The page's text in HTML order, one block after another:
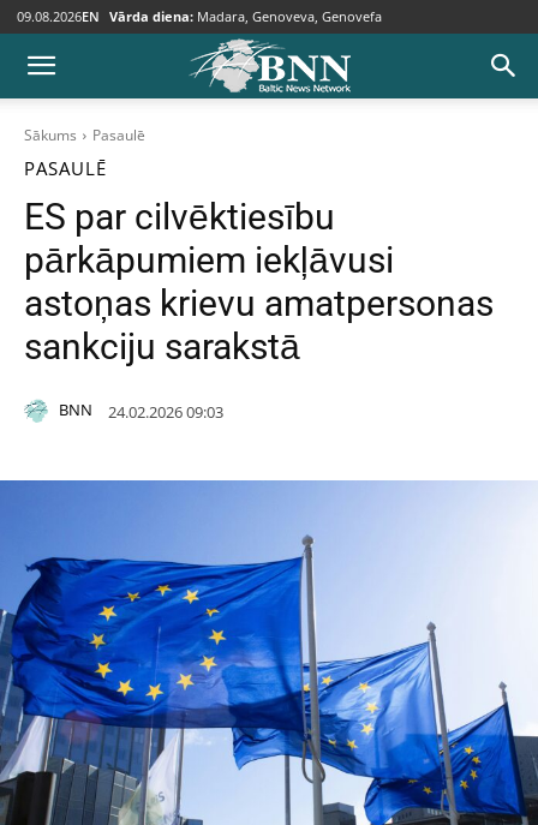
09.08.2026EN Vārda diena: Madara, Genoveva, Genovefa
Sākums Pasaulē
PASAULĒ
ES par cilvēktiesību
pārkāpumiem iekļāvusi
astoņas krievu amatpersonas
sankciju sarakstā
BNN 24.02.2026 09:03